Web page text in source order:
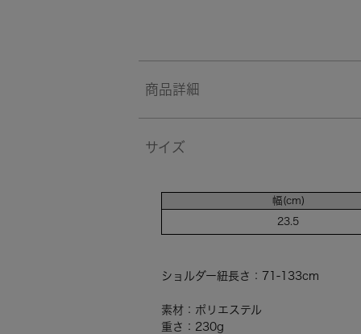
商品詳細
サイズ
幅(cm)
23.5
ショルダー紐長さ：71-133cm
素材：ポリエステル
重さ：230g